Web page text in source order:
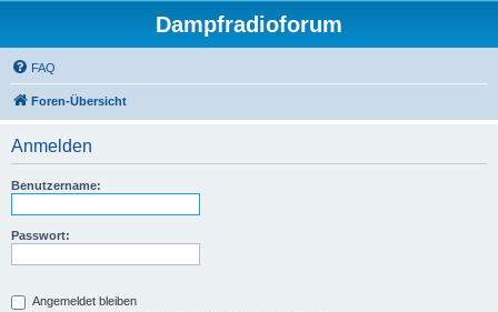
Dampfradioforum
FAQ
Foren-Übersicht
Anmelden
Benutzername:
Passwort:
Angemeldet bleiben